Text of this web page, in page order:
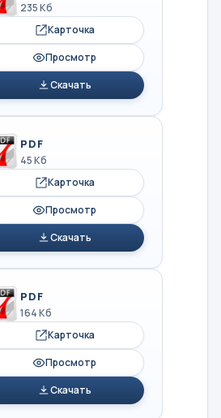
235 Кб
Карточка
Просмотр
Скачать
PDF
45 Кб
Карточка
Просмотр
Скачать
PDF
164 Кб
Карточка
Просмотр
Скачать